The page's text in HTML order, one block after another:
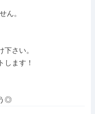
さい。
します！
◎